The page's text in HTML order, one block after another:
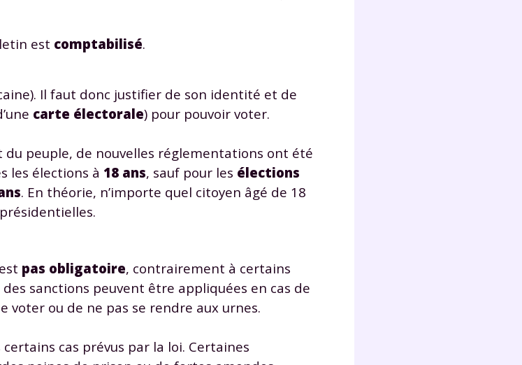
est comptabilisé.
Il faut donc justifier de son identité et de
carte électorale) pour pouvoir voter.
peuple, de nouvelles réglementations ont été
les élections à 18 ans, sauf pour les élections
. En théorie, n’importe quel citoyen âgé de 18
pas obligatoire, contrairement à certains
sanctions peuvent être appliquées en cas de
voter ou de ne pas se rendre aux urnes.
cas prévus par la loi. Certaines